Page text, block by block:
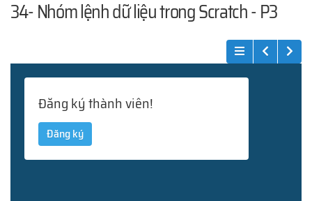
34- Nhóm lệnh dữ liệu trong Scratch - P3
Đăng ký thành viên!
Đăng ký